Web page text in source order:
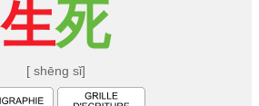
生死
[ shēng sǐ]